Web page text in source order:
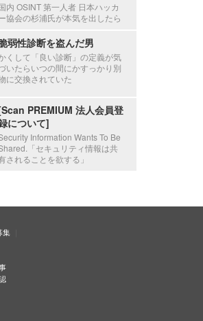
内 OSINT 第一人者 日本ハッカ
協会の杉浦氏が本気を出したら
弱性診断を盗んだ男
くして「良い診断」の定義が気
いたらいつの間にかすっかり別
に交換されていた
PREMIUM 法人会員登
について]
Information Wants To Be
「セキュリティ情報は共
されることを欲する」
集